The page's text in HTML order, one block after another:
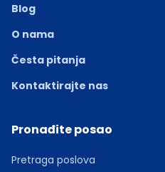
Blog
O nama
Česta pitanja
Kontaktirajte nas
Pronađite posao
Pretraga poslova